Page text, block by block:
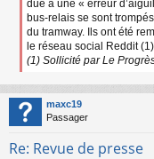
due à une « erreur
bus-relais se sont
du tramway. Ils ont été
le réseau social Reddit
(1) Sollicité par Le
maxc19
Passager
Re: Revue de presse